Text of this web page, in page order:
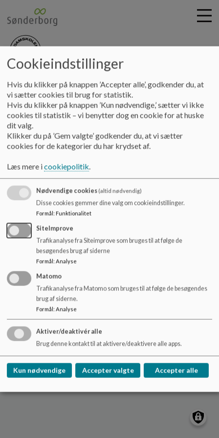
i
nydamskolen
Principper & planer Retningslinjer Bundne opgaver
Bundne opgaver
Bundne opgaver revideret november 2022
Dokumenter
Bundne opgaver revideret nov. 2022
Nydamskolen
Skolevej 21, V. Sottrup
nydamskolen@sonderborg.dk
88724391
/tilgaengelighedserklaering
Sitemap
Cookie politik
Cookieindstillinger
Hvis du klikker på knappen ’Accepter alle’, godkender du, at
vi sætter cookies til brug for statistik.
Hvis du klikker på knappen ’Kun nødvendige,’ sætter vi ikke
cookies til statistik – vi benytter dog en cookie for at huske
dit valg.
Klikker du på ’Gem valgte’ godkender du, at vi sætter
cookies for de kategorier du har krydset af.
Læs mere icookiepolitik.
Nødvendige cookies(altid nødvendig)
Disse cookies gemmer dine valg om cookieindstillinger.
Formål: Funktionalitet
SiteImprove
Trafikanalyse fra Siteimprove som bruges til at følge de
besøgendes brug af siderne
Formål: Analyse
Matomo
Trafikanalyse fra Matomo som bruges til at følge de besøgendes
brug af siderne.
Formål: Analyse
Aktiver/deaktivér alle
Brug denne kontakt til at aktivere/deaktivere alle apps.
Kun nødvendige Accepter valgte Accepter alle